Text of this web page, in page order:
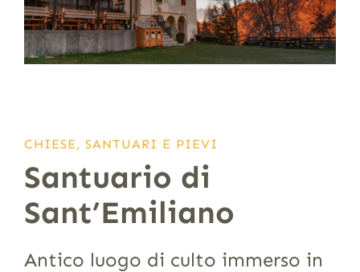
CHIESE, SANTUARI E PIEVI
Santuario di
Sant’Emiliano
Antico luogo di culto immerso in